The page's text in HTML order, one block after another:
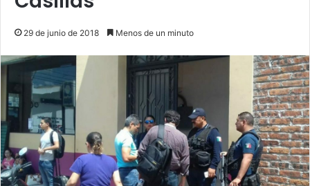
29 de junio de 2018 Menos de un minuto